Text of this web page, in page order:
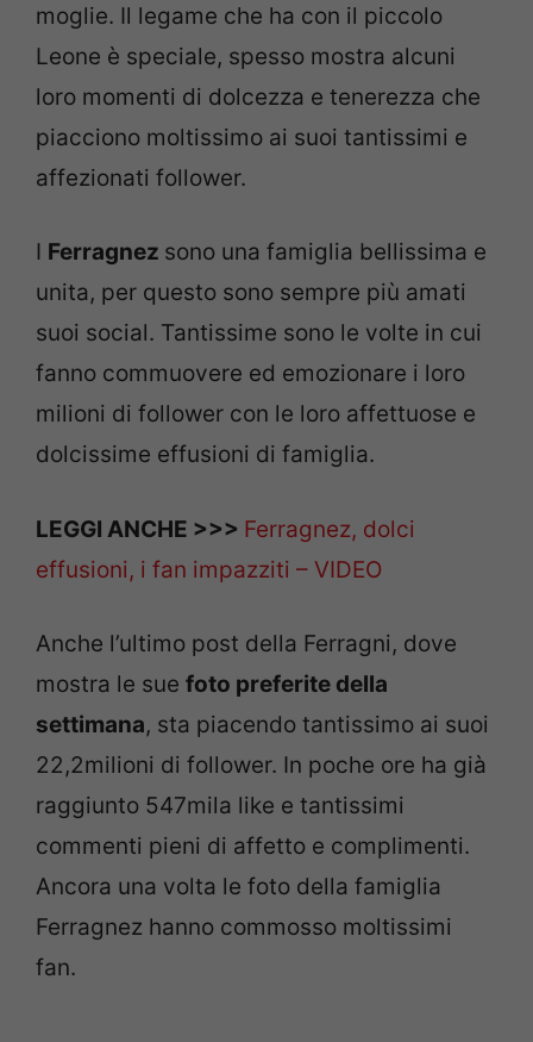
moglie. Il legame che ha con il piccolo
Leone è speciale, spesso mostra alcuni
loro momenti di dolcezza e tenerezza che
piacciono moltissimo ai suoi tantissimi e
affezionati follower.
I Ferragnez sono una famiglia bellissima e
unita, per questo sono sempre più amati
suoi social. Tantissime sono le volte in cui
fanno commuovere ed emozionare i loro
milioni di follower con le loro affettuose e
dolcissime effusioni di famiglia.
LEGGI ANCHE >>> Ferragnez, dolci
effusioni, i fan impazziti – VIDEO
Anche l’ultimo post della Ferragni, dove
mostra le sue foto preferite della
settimana, sta piacendo tantissimo ai suoi
22,2milioni di follower. In poche ore ha già
raggiunto 547mila like e tantissimi
commenti pieni di affetto e complimenti.
Ancora una volta le foto della famiglia
Ferragnez hanno commosso moltissimi
fan.